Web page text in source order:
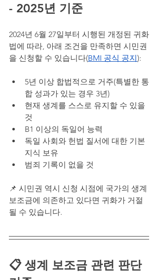
- 2025년 기준
2024년 6월 27일부터 시행된 개정된 귀화
법에 따라, 아래 조건을 만족하면 시민권
을 신청할 수 있습니다(BMI 공식 공지):
5년 이상 합법적으로 거주(특별한 통
합 성과가 있는 경우 3년)
현재 생계를 스스로 유지할 수 있을
것
B1 이상의 독일어 능력
독일 사회와 헌법 질서에 대한 기본
지식 보유
범죄 기록이 없을 것
📌 시민권 역시 신청 시점에 국가의 생계
보조금에 의존하고 있다면 귀화가 거절
될 수 있습니다.
📋 생계 보조금 관련 판단